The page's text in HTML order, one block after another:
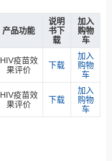
产品功能
说明
书下
载
加入
购物
车
HIV疫苗效
果评价
下载
加入
购物
车
HIV疫苗效
果评价
下载
加入
购物
车